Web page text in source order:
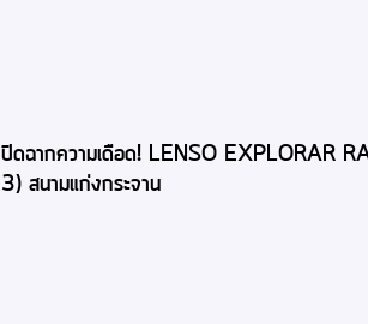
ปิดฉากความเดือด! LENSO EXPLORAR
3) สนามแก่งกระจาน